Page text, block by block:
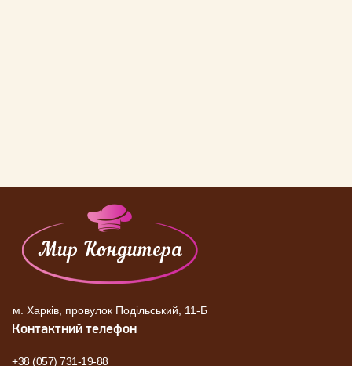
м. Харків, провулок Подільський, 11-Б
Контактний телефон
+38 (057) 731-19-88